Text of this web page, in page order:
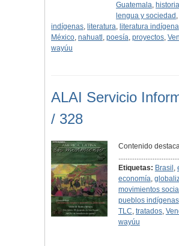
Guatemala,
lengua y sociedad ,
indígenas, literatura, literatura indígena
México, nahuatl , poesía, proyectos,
wayúu
ALAI Servicio
/ 328
Contenido
Etiquetas: Brasil ,
economía,
movimientos
pueblos indígenas
TLC, tratados,
wayúu